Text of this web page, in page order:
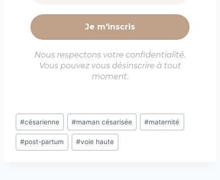
Nous respectons votre confidentialité.
Vous pouvez vous désinscrire à tout
moment.
Étiquettes
de
la
#césarienne #maman césarisée #maternité
#post-partum #voie haute